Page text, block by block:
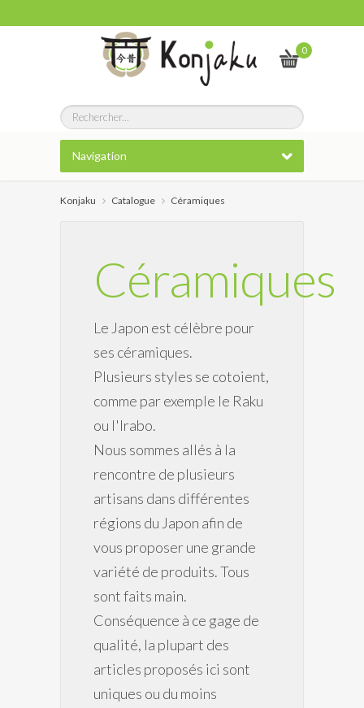
0
Navigation
Konjaku Catalogue Céramiques
Céramiques
Le Japon est célèbre pour
ses céramiques.
Plusieurs styles se cotoient,
comme par exemple le Raku
ou l'Irabo.
Nous sommes allés à la
rencontre de plusieurs
artisans dans différentes
régions du Japon afin de
vous proposer une grande
variété de produits. Tous
sont faits main.
Conséquence à ce gage de
qualité, la plupart des
articles proposés ici sont
uniques ou du moins